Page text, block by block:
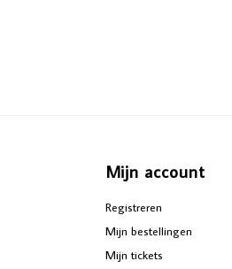
Mijn account
Registreren
Mijn bestellingen
Mijn tickets